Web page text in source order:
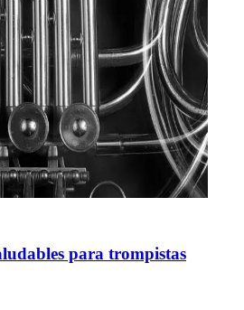
para trompistas